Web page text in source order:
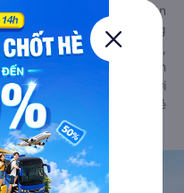
thêm các phương tiện
sắp tới. Goyolo là nền tảng
giá cả, giờ khởi hành,
tiện máy bay, xe khách
được liên kết trực tiếp với
hoả, luôn đảm bảo có vé
Máy bay,